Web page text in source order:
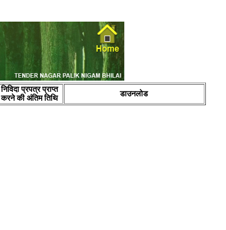
निविदा प्रपत्र प्राप्त
करने की अंतिम तिथि
डाउनलोड